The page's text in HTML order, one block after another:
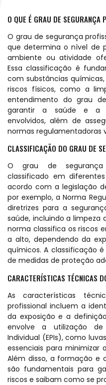
O QUE É GRAU DE SEGURANÇA
O grau de segurança
que determina o nível de
ambiente ou atividade
Essa classificação é
com substâncias
riscos físicos, como a
entendimento do grau
garantir a saúde e a
envolvidos, além de
normas regulamentadoras
CLASSIFICAÇÃO DO GRAU DE
O grau de segurança
classificado em
acordo com a legislação
por exemplo, a Norma
diretrizes para a
saúde, incluindo a limpeza
norma classifica os riscos
a alto, dependendo da
químicos. A classificação
de medidas de proteção
CARACTERÍSTICAS TÉCNICAS
As características
profissional incluem a
da exposição e a
envolve a utilização de
Individual (EPIs), como
essenciais para minimizar
Além disso, a formação e
são fundamentais para
riscos e saibam como se